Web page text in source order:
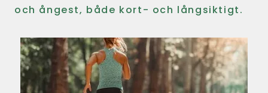
och ångest, både kort- och långsiktigt.